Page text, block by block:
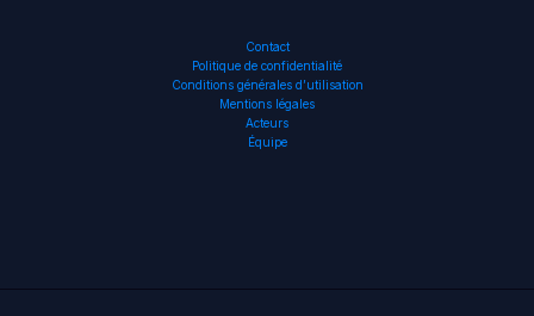
Contact
Politique de confidentialité
Conditions générales d’utilisation
Mentions légales
Acteurs
Équipe